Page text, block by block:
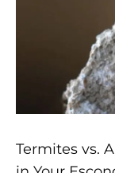
Termites vs.